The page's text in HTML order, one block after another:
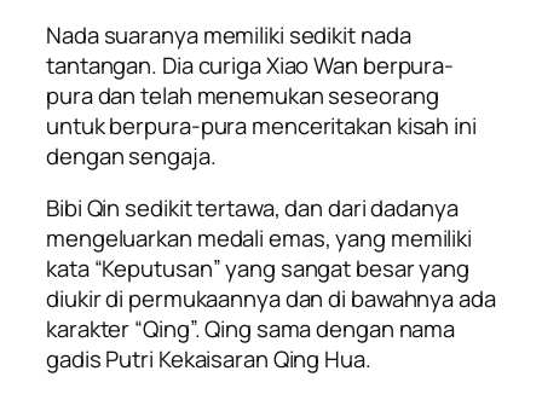
Nada suaranya memiliki sedikit nada
tantangan. Dia curiga Xiao Wan berpura-
pura dan telah menemukan seseorang
untuk berpura-pura menceritakan kisah ini
dengan sengaja.
Bibi Qin sedikit tertawa, dan dari dadanya
mengeluarkan medali emas, yang memiliki
kata “Keputusan” yang sangat besar yang
diukir di permukaannya dan di bawahnya ada
karakter “Qing”. Qing sama dengan nama
gadis Putri Kekaisaran Qing Hua.